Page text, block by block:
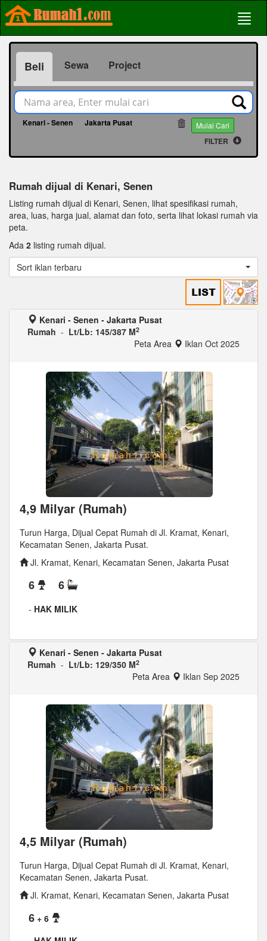
Beli Sewa Project
Kenari - Senen Jakarta Pusat Mulai Cari
FILTER
Rumah dijual di Kenari, Senen
Listing rumah dijual di Kenari, Senen, lihat spesifikasi rumah,
area, luas, harga jual, alamat dan foto, serta lihat lokasi rumah via
peta.
Ada 2 listing rumah dijual.
Sort iklan terbaru
Kenari - Senen - Jakarta Pusat
Rumah - Lt/Lb: 145/387 M2
Peta Area Iklan Oct 2025
4,9 Milyar (Rumah)
Turun Harga, Dijual Cepat Rumah di Jl. Kramat, Kenari,
Kecamatan Senen, Jakarta Pusat.
Jl. Kramat, Kenari, Kecamatan Senen, Jakarta Pusat
6 6
- HAK MILIK
Kenari - Senen - Jakarta Pusat
Rumah - Lt/Lb: 129/350 M2
Peta Area Iklan Sep 2025
4,5 Milyar (Rumah)
Turun Harga, Dijual Cepat Rumah di Jl. Kramat, Kenari,
Kecamatan Senen, Jakarta Pusat.
Jl. Kramat, Kenari, Kecamatan Senen, Jakarta Pusat
6 + 6